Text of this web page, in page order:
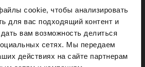
cookie, чтобы анализировать
для вас подходящий контент и
вам возможность делиться
сетях. Мы передаем
действиях на сайте партнерам